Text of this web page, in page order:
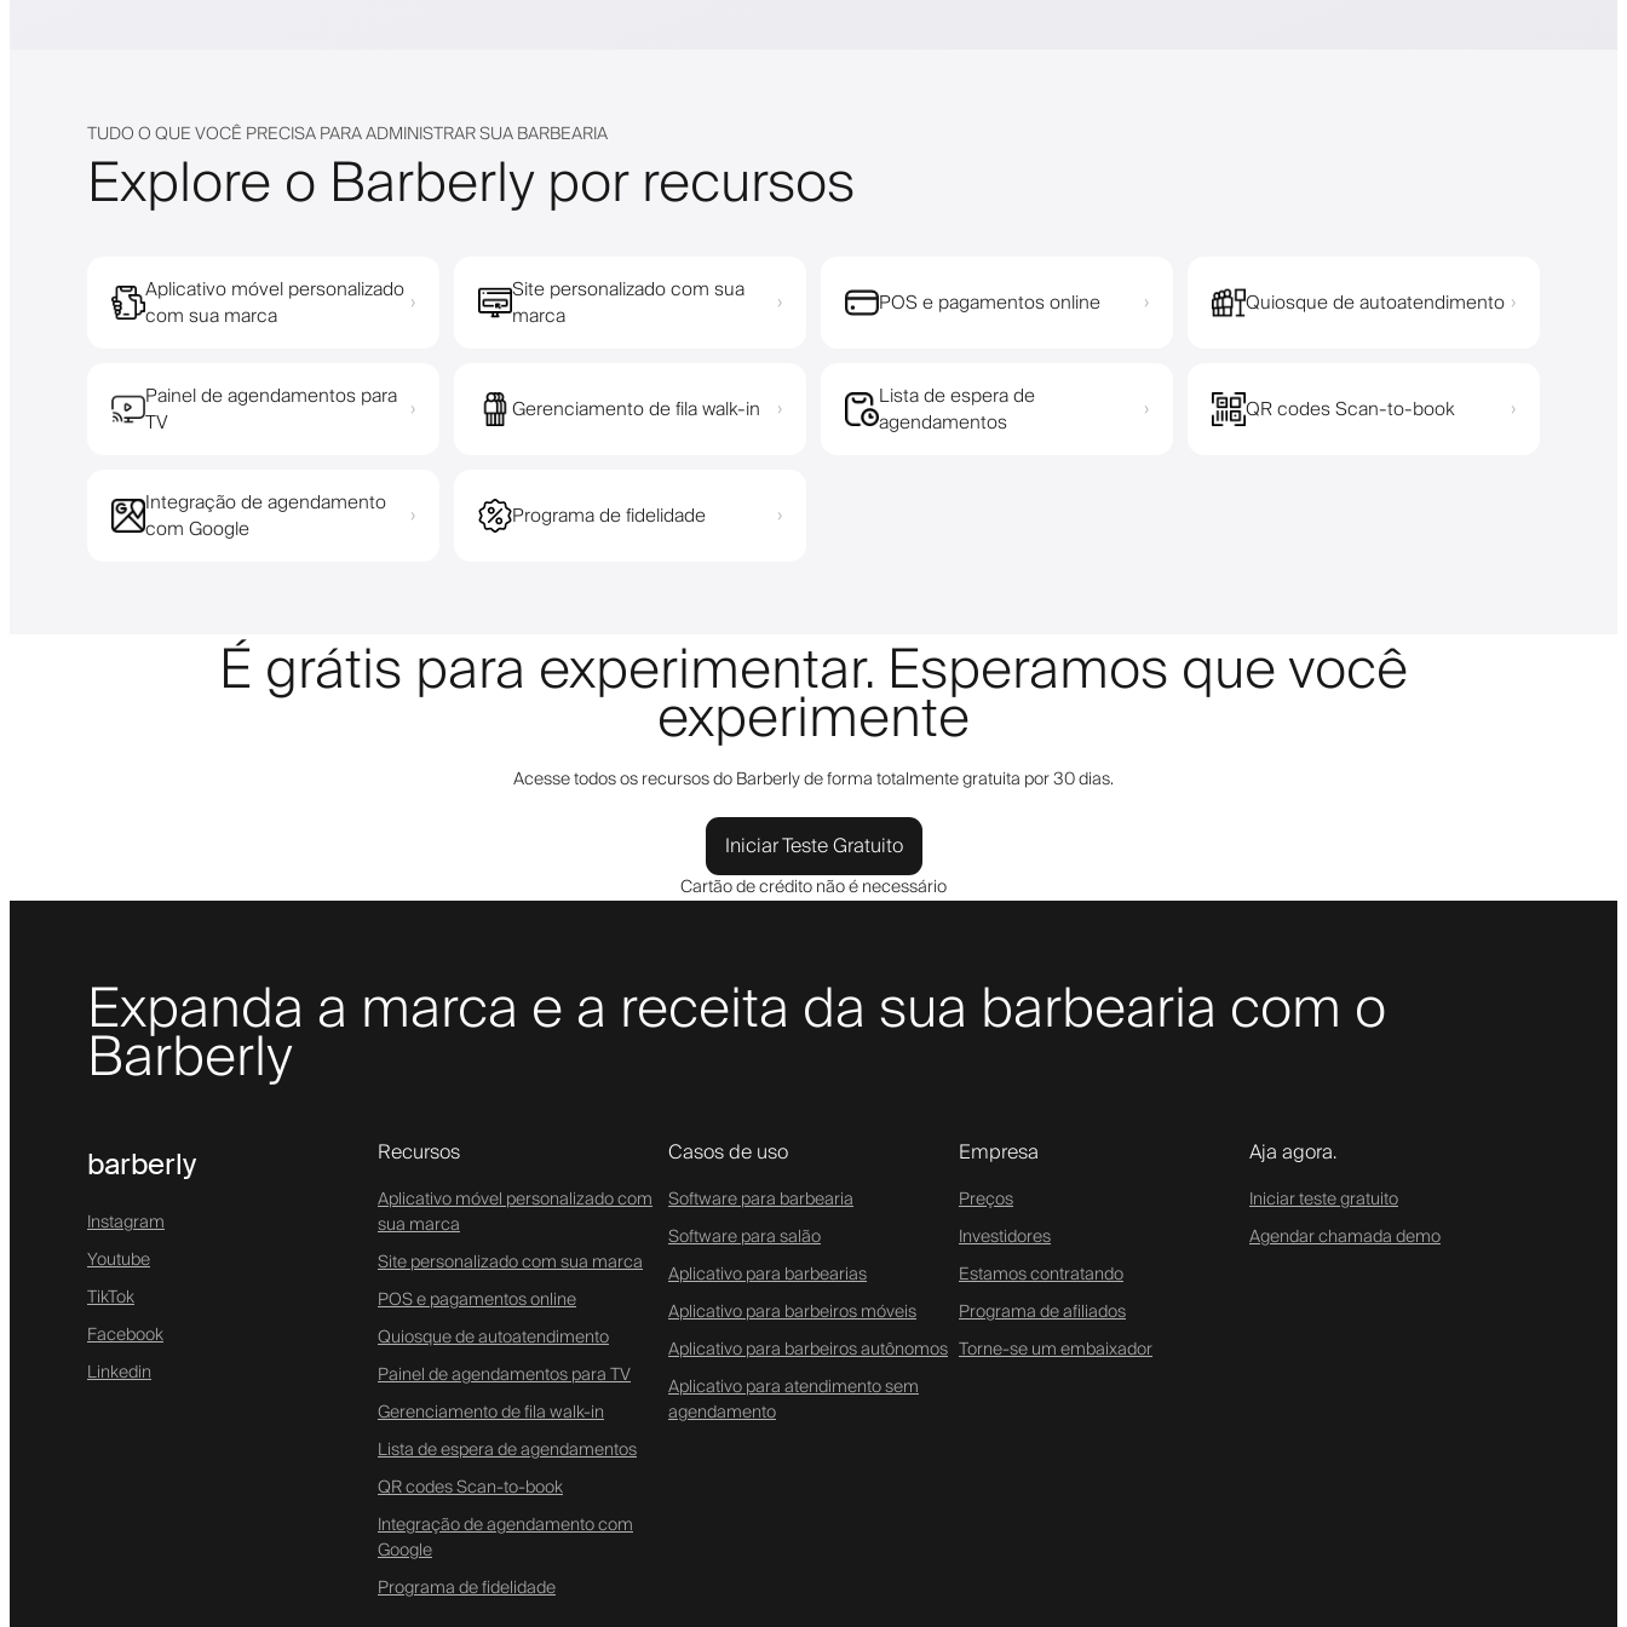
TUDO O QUE VOCÊ PRECISA PARA ADMINISTRAR SUA BARBEARIA
Explore o Barberly por recursos
Aplicativo móvel personalizado
com sua marca
›
Site personalizado com sua
marca
› POS e pagamentos online › Quiosque de autoatendimento ›
Painel de agendamentos para
TV
› Gerenciamento de fila walk-in ›
Lista de espera de
agendamentos
› QR codes Scan-to-book ›
Integração de agendamento
com Google
› Programa de fidelidade ›
É grátis para experimentar. Esperamos que você
experimente
Acesse todos os recursos do Barberly de forma totalmente gratuita por 30 dias.
Iniciar Teste Gratuito
Cartão de crédito não é necessário
Expanda a marca e a receita da sua barbearia com o
Barberly
barberly
Instagram
Youtube
TikTok
Facebook
Linkedin
Recursos
Aplicativo móvel personalizado com
sua marca
Site personalizado com sua marca
POS e pagamentos online
Quiosque de autoatendimento
Painel de agendamentos para TV
Gerenciamento de fila walk-in
Lista de espera de agendamentos
QR codes Scan-to-book
Integração de agendamento com
Google
Programa de fidelidade
Casos de uso
Software para barbearia
Software para salão
Aplicativo para barbearias
Aplicativo para barbeiros móveis
Aplicativo para barbeiros autônomos
Aplicativo para atendimento sem
agendamento
Empresa
Preços
Investidores
Estamos contratando
Programa de afiliados
Torne-se um embaixador
Aja agora.
Iniciar teste gratuito
Agendar chamada demo